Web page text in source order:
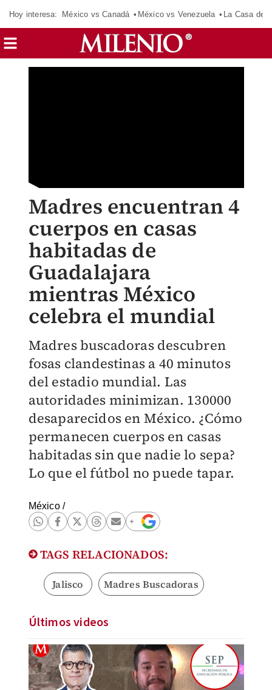
Hoy interesa: México vs Canadá México vs Venezuela La Casa de
Madres encuentran 4
cuerpos en casas
habitadas de
Guadalajara
mientras México
celebra el mundial
Madres buscadoras descubren
fosas clandestinas a 40 minutos
del estadio mundial. Las
autoridades minimizan. 130000
desaparecidos en México. ¿Cómo
permanecen cuerpos en casas
habitadas sin que nadie lo sepa?
Lo que el fútbol no puede tapar.
México/
TAGS RELACIONADOS:
Jalisco Madres Buscadoras
Últimos videos